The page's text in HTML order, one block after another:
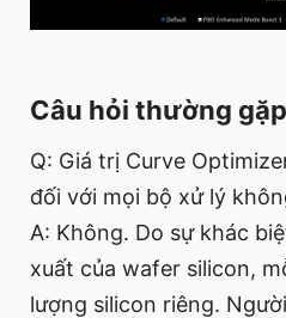
Câu hỏi thường gặp
Q: Giá trị Curve
đối với mọi bộ xử lý
A: Không. Do sự khác
xuất của wafer silicon,
lượng silicon riêng.